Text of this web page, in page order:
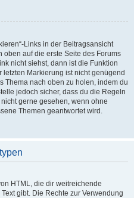
Links in der Beitragsansicht
oben auf die erste Seite des Forums
nicht siehst, dann ist die Funktion
Markierung ist nicht genügend
Thema nach oben zu holen, indem du
jedoch sicher, dass du die Regeln
gerne gesehen, wenn ohne
Themen geantwortet wird.
HTML, die dir weitreichende
gibt. Die Rechte zur Verwendung